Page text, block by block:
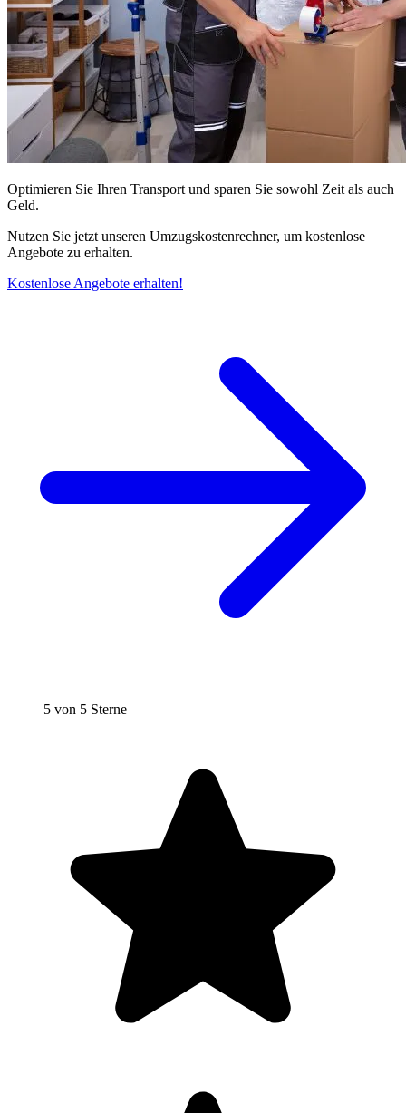
Optimieren Sie Ihren Transport und sparen Sie sowohl Zeit als auch
Geld.
Nutzen Sie jetzt unseren Umzugskostenrechner, um kostenlose
Angebote zu erhalten.
Kostenlose Angebote erhalten!
5 von 5 Sterne